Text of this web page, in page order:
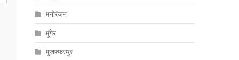
मनोरंजन
मुंगेर
मुजफ्फरपुर